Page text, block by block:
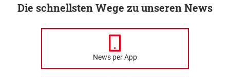
Die schnellsten Wege zu unseren News
News per App